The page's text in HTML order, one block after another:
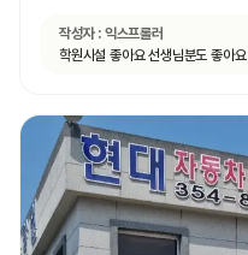
작성자 : 익스프롤러
학원시설 좋아요 선생님분도 좋아요